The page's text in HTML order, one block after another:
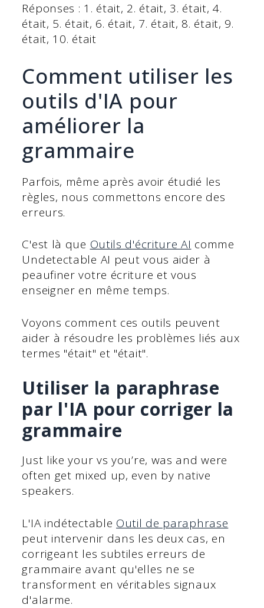
Réponses : 1. était, 2. était, 3. était, 4.
était, 5. était, 6. était, 7. était, 8. était, 9.
était, 10. était
Comment utiliser les
outils d'IA pour
améliorer la
grammaire
Parfois, même après avoir étudié les
règles, nous commettons encore des
erreurs.
C'est là que Outils d'écriture AI comme
Undetectable AI peut vous aider à
peaufiner votre écriture et vous
enseigner en même temps.
Voyons comment ces outils peuvent
aider à résoudre les problèmes liés aux
termes "était" et "était".
Utiliser la paraphrase
par l'IA pour corriger la
grammaire
Just like your vs you’re, was and were
often get mixed up, even by native
speakers.
L'IA indétectable Outil de paraphrase
peut intervenir dans les deux cas, en
corrigeant les subtiles erreurs de
grammaire avant qu'elles ne se
transforment en véritables signaux
d'alarme.